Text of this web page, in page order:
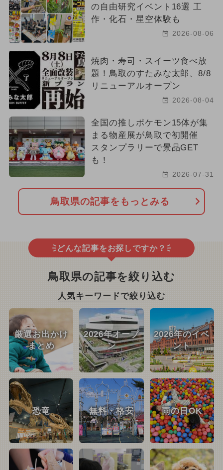
の自由研究イベント16選 工
作・化石・星空体験も
2026-08-06
焼肉・寿司・スイーツ食べ放
題！鳥取のすたみな太郎、8/8
リニューアルオープン
2026-08-04
全国の推しポケモン15体が集
まる物産展が鳥取で初開催
スタンプラリーで景品GET
も！
2026-07-31
鳥取県の記事をもっとみる
どんな記事をお探しですか？
鳥取県の記事を絞り込む
人気キーワードで絞り込む
厳選お出かけ
まとめ
2026年オープ
ン
2026年のイベ
ント
恐竜 無料・格安 雨の日OK